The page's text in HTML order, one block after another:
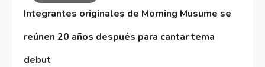
Integrantes originales de Morning Musume se
reúnen 20 años después para cantar tema
debut